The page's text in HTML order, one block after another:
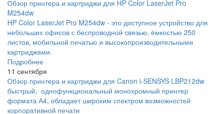
Обзор принтера и картриджи для HP Color LaserJet Pro
M254dw
HP Color LaserJet Pro M254dw - это доступное устройство для
небольших офисов с беспроводной связью, ёмкостью 250
листов, мобильной печатью и высокопроизводительными
картриджами.
Подробнее
11 сентября
Обзор принтера и картриджи для Canon i-SENSYS LBP212dw
быстрый, однофункциональный монохромный принтер
формата А4, обладает широким спектром возможностей
корпоративной печати